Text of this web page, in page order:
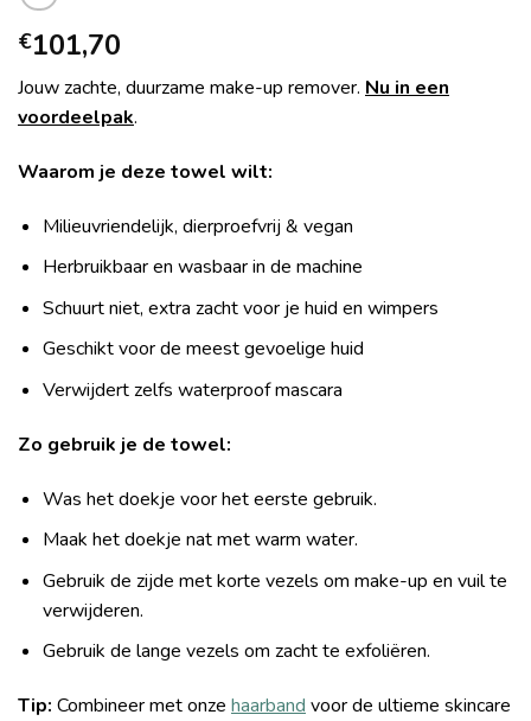
€101,70
Jouw zachte, duurzame make-up remover. Nu in een
voordeelpak.
Waarom je deze towel wilt:
Milieuvriendelijk, dierproefvrij & vegan
Herbruikbaar en wasbaar in de machine
Schuurt niet, extra zacht voor je huid en wimpers
Geschikt voor de meest gevoelige huid
Verwijdert zelfs waterproof mascara
Zo gebruik je de towel:
Was het doekje voor het eerste gebruik.
Maak het doekje nat met warm water.
Gebruik de zijde met korte vezels om make-up en vuil te
verwijderen.
Gebruik de lange vezels om zacht te exfoliëren.
Tip: Combineer met onze haarband voor de ultieme skincare